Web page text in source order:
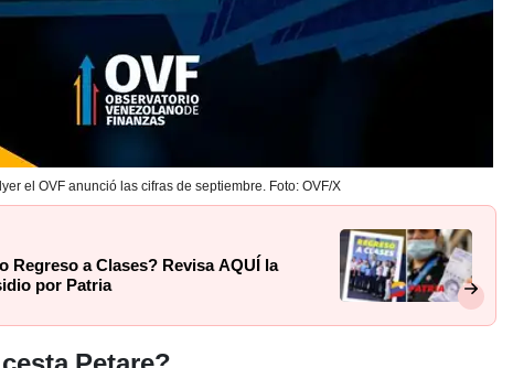
el OVF anunció las cifras de septiembre. Foto: OVF/X
Regreso a Clases? Revisa AQUÍ la
por Patria